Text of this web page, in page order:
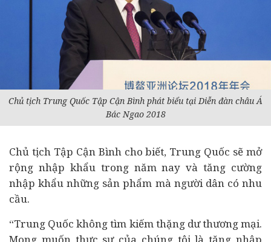
Chủ tịch Trung Quốc Tập Cận Bình phát biểu tại Diễn đàn châu Á
Bác Ngao 2018
Chủ tịch Tập Cận Bình cho biết, Trung Quốc sẽ mở
rộng nhập khẩu trong năm nay và tăng cường
nhập khẩu những sản phẩm mà người dân có nhu
cầu.
“Trung Quốc không tìm kiếm thặng dư thương mại.